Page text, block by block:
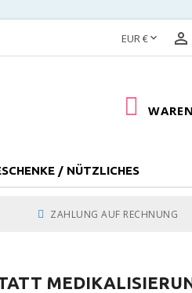
EUR € 
/ NÜTZLICHES
ZAHLUNG AUF RECHNUNG